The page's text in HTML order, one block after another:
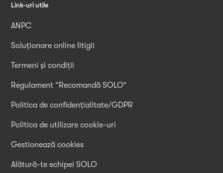
Link-uri utile
ANPC
Soluționare online litigii
Termeni și condiții
Regulament “Recomandă SOLO”
Politica de confidențialitate/GDPR
Politica de utilizare cookie-uri
Gestionează cookies
Alătură-te echipei SOLO